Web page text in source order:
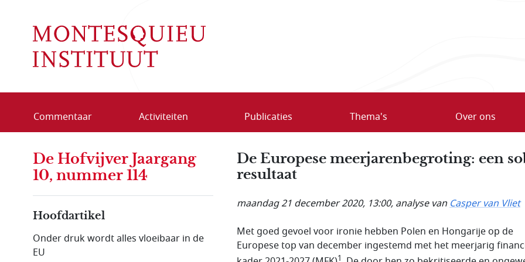
Commentaar Activiteiten Publicaties Thema's Over ons
De Europese meerjarenbegroting: een
resultaat
maandag 21 december 2020, 13:00, analyse vanCasper van Vliet
Met goed gevoel voor ironie hebben Polen en Hongarije op de
Europese top van december ingestemd met het meerjarig
1
De Hofvijver Jaargang
10, nummer 114
Hoofdartikel
Onder druk wordt alles vloeibaar in de
EU